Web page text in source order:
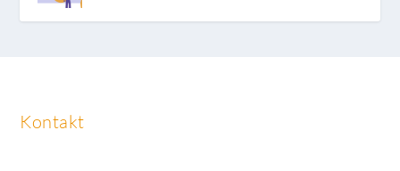
Kontakt